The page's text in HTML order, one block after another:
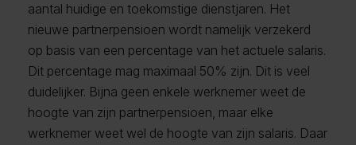
aantal huidige en toekomstige dienstjaren. Het
nieuwe partnerpensioen wordt namelijk verzekerd
op basis van een percentage van het actuele salaris.
Dit percentage mag maximaal 50% zijn. Dit is veel
duidelijker. Bijna geen enkele werknemer weet de
hoogte van zijn partnerpensioen, maar elke
werknemer weet wel de hoogte van zijn salaris. Daar